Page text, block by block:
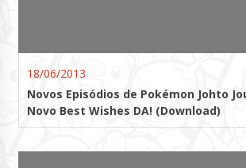
18/06/2013
Novos Episódios de Pokémon Johto
Novo Best Wishes DA! (Download)